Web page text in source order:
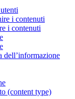
i contenuti
i contenuti
dell’informazione
(content type)